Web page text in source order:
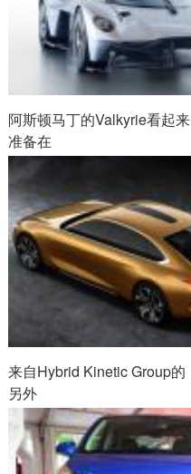
阿斯顿马丁的Valkyrie看起来
准备在
来自Hybrid Kinetic Group的
另外